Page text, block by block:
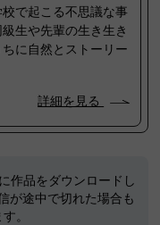
で起こる不思議な事
生や先輩の生き生き
に自然とストーリー
詳細を見る
作品をダウンロードし
が途中で切れた場合も
。